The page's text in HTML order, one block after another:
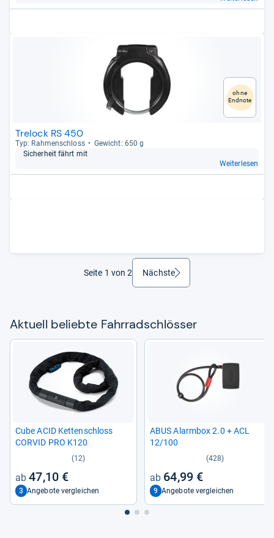
ohne
Endnote
Trelock RS 450
Typ: Rah­menschloss
Gewicht: 650 g
Sicher­heit fährt mit
Weiterlesen
Seite 1 von 2 Nächsteweiter
Aktu­ell beliebte Fahr­rad­sch­lös­ser
Cube ACID Ket­ten­schloss
COR­VID PRO K120
(12)
47,10 €
3 Angebote vergleichen
ABUS Alarm­box 2.0 + ACL
12/100
(428)
64,99 €
9 Angebote vergleichen